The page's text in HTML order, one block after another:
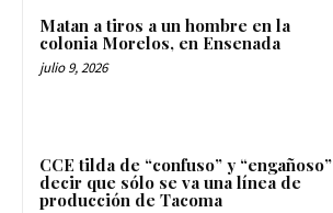
Matan a tiros a un hombre en la
colonia Morelos, en Ensenada
julio 9, 2026
CCE tilda de “confuso” y “engañoso”
decir que sólo se va una línea de
producción de Tacoma